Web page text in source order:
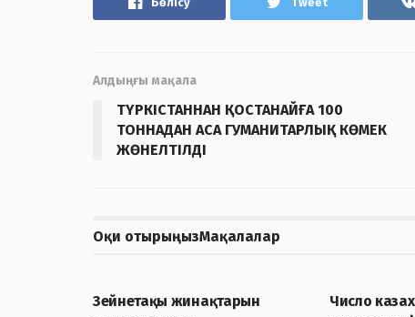
Алдыңғы мақала
ТҮРКІСТАННАН ҚОСТАНАЙҒА 100
ТОННАДАН АСА ГУМАНИТАРЛЫҚ КӨМЕК
ЖӨНЕЛТІЛДІ
Оқи отырыңызМақалалар
Зейнетақы жинақтарын
Число